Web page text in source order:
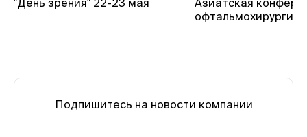
"День зрения" 22-23 мая
Азиатская
офтальмохирургии
Подпишитесь на новости компании